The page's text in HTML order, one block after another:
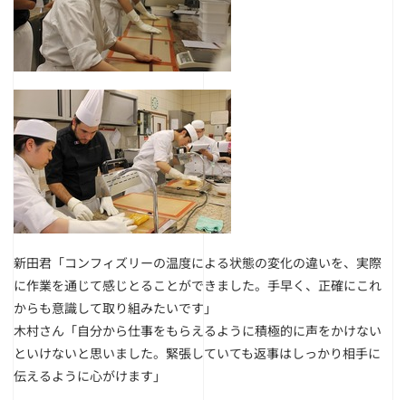
新田君「コンフィズリーの温度による状態の変化の違いを、実際
に作業を通じて感じとることができました。手早く、正確にこれ
からも意識して取り組みたいです」
木村さん「自分から仕事をもらえるように積極的に声をかけない
といけないと思いました。緊張していても返事はしっかり相手に
伝えるように心がけます」